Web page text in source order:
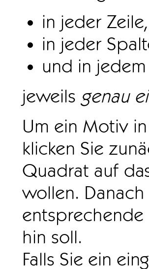
in jeder Zeile,
in jeder
und in
jeweils genau
Um ein Motiv
klicken Sie
Quadrat auf
wollen.
hin soll.
Falls Sie ein